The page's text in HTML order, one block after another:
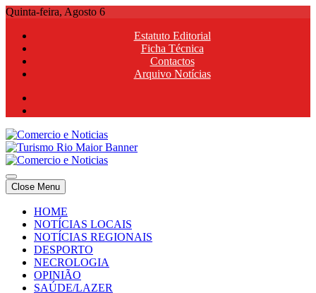
Skip
content
Quinta-feira, Agosto 6
Estatuto Editorial
Ficha Técnica
Contactos
Arquivo Notícias
Comercio e Noticias
Notícias e Publicidade Online
Comercio e Noticias
Notícias e Publicidade Online
Close Menu
HOME
NOTÍCIAS LOCAIS
NOTÍCIAS REGIONAIS
DESPORTO
NECROLOGIA
OPINIÃO
SAÚDE/LAZER